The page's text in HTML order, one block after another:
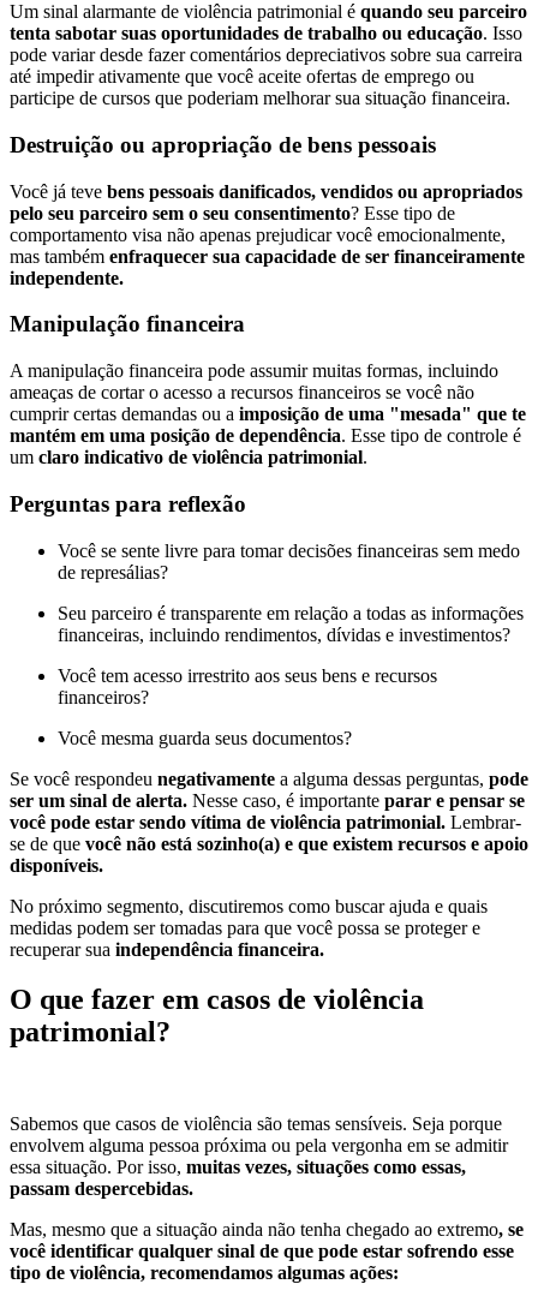
Um sinal alarmante de violência patrimonial é quando seu parceiro
tenta sabotar suas oportunidades de trabalho ou educação. Isso
pode variar desde fazer comentários depreciativos sobre sua carreira
até impedir ativamente que você aceite ofertas de emprego ou
participe de cursos que poderiam melhorar sua situação financeira.
Destruição ou apropriação de bens pessoais
Você já teve bens pessoais danificados, vendidos ou apropriados
pelo seu parceiro sem o seu consentimento? Esse tipo de
comportamento visa não apenas prejudicar você emocionalmente,
mas também enfraquecer sua capacidade de ser financeiramente
independente.
Manipulação financeira
A manipulação financeira pode assumir muitas formas, incluindo
ameaças de cortar o acesso a recursos financeiros se você não
cumprir certas demandas ou a imposição de uma "mesada" que te
mantém em uma posição de dependência. Esse tipo de controle é
um claro indicativo de violência patrimonial.
Perguntas para reflexão
Você se sente livre para tomar decisões financeiras sem medo
de represálias?
Seu parceiro é transparente em relação a todas as informações
financeiras, incluindo rendimentos, dívidas e investimentos?
Você tem acesso irrestrito aos seus bens e recursos
financeiros?
Você mesma guarda seus documentos?
Se você respondeu negativamente a alguma dessas perguntas, pode
ser um sinal de alerta. Nesse caso, é importante parar e pensar se
você pode estar sendo vítima de violência patrimonial. Lembrar-
se de que você não está sozinho(a) e que existem recursos e apoio
disponíveis.
No próximo segmento, discutiremos como buscar ajuda e quais
medidas podem ser tomadas para que você possa se proteger e
recuperar sua independência financeira.
O que fazer em casos de violência
patrimonial?
Sabemos que casos de violência são temas sensíveis. Seja porque
envolvem alguma pessoa próxima ou pela vergonha em se admitir
essa situação. Por isso, muitas vezes, situações como essas,
passam despercebidas.
Mas, mesmo que a situação ainda não tenha chegado ao extremo, se
você identificar qualquer sinal de que pode estar sofrendo esse
tipo de violência, recomendamos algumas ações: